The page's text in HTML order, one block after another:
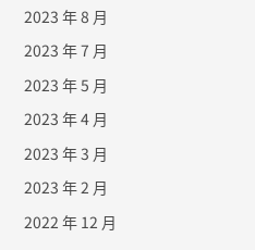
2023 年 8 月
2023 年 7 月
2023 年 5 月
2023 年 4 月
2023 年 3 月
2023 年 2 月
2022 年 12 月